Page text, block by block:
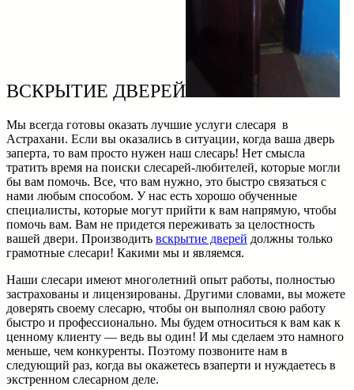
ВСКРЫТИЕ ДВЕРЕЙ
Мы всегда готовы оказать лучшие услуги слесаря в
Астрахани. Если вы оказались в ситуации, когда ваша дверь
заперта, то вам просто нужен наш слесарь! Нет смысла
тратить время на поиски слесарей-любителей, которые могли
бы вам помочь. Все, что вам нужно, это быстро связаться с
нами любым способом. У нас есть хорошо обученные
специалисты, которые могут прийти к вам напрямую, чтобы
помочь вам. Вам не придется переживать за целостность
вашей двери. Производить вскрытие дверей должны только
грамотные слесари! Какими мы и являемся.
Наши слесари имеют многолетний опыт работы, полностью
застрахованы и лицензированы. Другими словами, вы можете
доверять своему слесарю, чтобы он выполнял свою работу
быстро и профессионально. Мы будем относиться к вам как к
ценному клиенту — ведь вы один! И мы сделаем это намного
меньше, чем конкуренты. Поэтому позвоните нам в
следующий раз, когда вы окажетесь взаперти и нуждаетесь в
экстренном слесарном деле.